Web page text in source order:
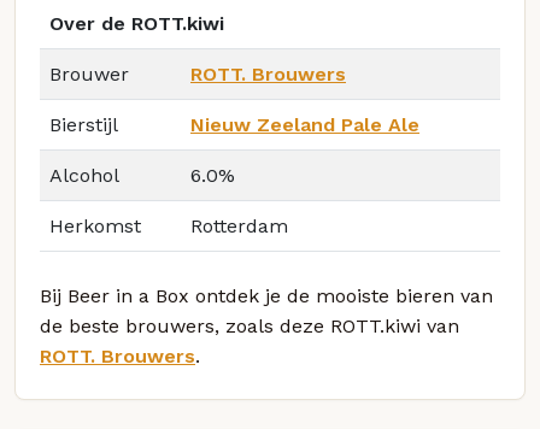
Over de ROTT.kiwi
Brouwer ROTT. Brouwers
Bierstijl Nieuw Zeeland Pale Ale
Alcohol 6.0%
Herkomst Rotterdam
Bij Beer in a Box ontdek je de mooiste bieren van
de beste brouwers, zoals deze ROTT.kiwi van
ROTT. Brouwers.